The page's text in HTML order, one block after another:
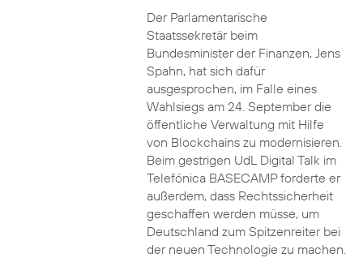
Der Parlamentarische
Staatssekretär beim
Bundesminister der Finanzen, Jens
Spahn, hat sich dafür
ausgesprochen, im Falle eines
Wahlsiegs am 24. September die
öffentliche Verwaltung mit Hilfe
von Blockchains zu modernisieren.
Beim gestrigen UdL Digital Talk im
Telefónica BASECAMP forderte er
außerdem, dass Rechtssicherheit
geschaffen werden müsse, um
Deutschland zum Spitzenreiter bei
der neuen Technologie zu machen.